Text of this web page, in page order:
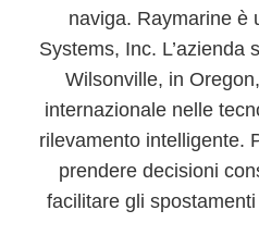
naviga. Raymarine è
Systems, Inc. L’azienda
Wilsonville, in Oregon
internazionale nelle
rilevamento intelligente.
prendere decisioni
facilitare gli